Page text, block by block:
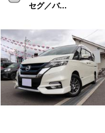
セグ／バ...